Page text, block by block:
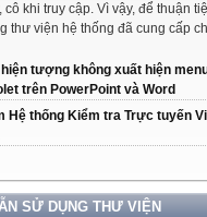
cô khi truy cập. Vì vậy, để thuận
thư viện hệ thống đã cung cấp
tượng không xuất hiện
trên PowerPoint và Word
Hệ thống Kiểm tra Trực tuyến
SỬ DỤNG THƯ VIỆN